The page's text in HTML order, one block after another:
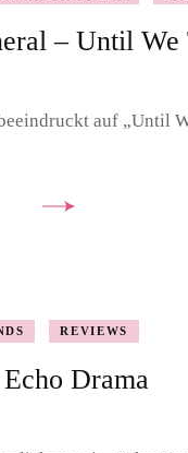
– Until We
auf „Until
REVIEWS
Drama